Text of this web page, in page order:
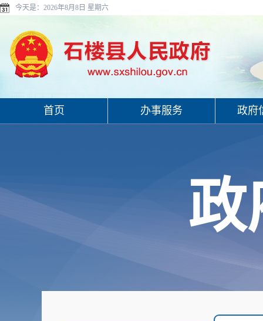
今天是： 2026年8月8日 星期六
首页 办事服务 政府
政